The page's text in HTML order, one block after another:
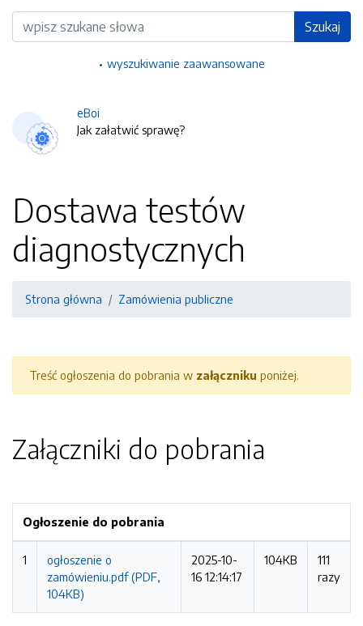
Wyszukiwarka Szukaj
wyszukiwanie zaawansowane
eBoi
Jak załatwić sprawę?
Dostawa testów
diagnostycznych
Strona główna Zamówienia publiczne
Treść ogłoszenia do pobrania w załączniku poniżej.
Załączniki do pobrania
Ogłoszenie do pobrania
1
ogłoszenie o
zamówieniu.pdf (PDF,
104KB)
2025-10-
16 12:14:17
104KB
111
razy